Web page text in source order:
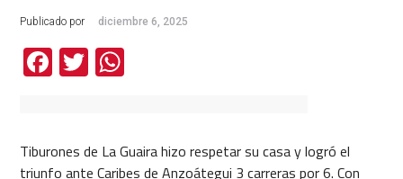
Publicado por diciembre 6, 2025
Facebook
TwitterWhatsApp
Tiburones de La Guaira hizo respetar su casa y logró el
triunfo ante Caribes de Anzoátegui 3 carreras por 6. Con